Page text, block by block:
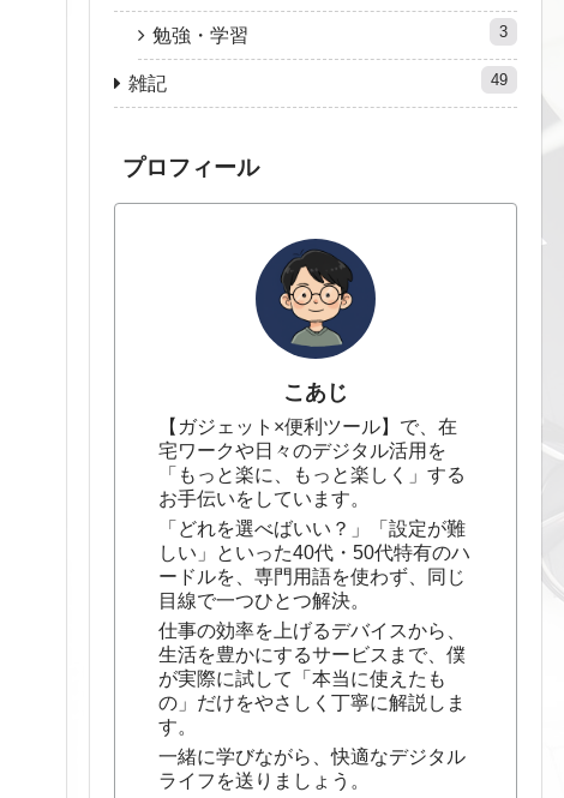
勉強・学習 3
雑記 49
プロフィール
こあじ
【ガジェット×便利ツール】で、在
宅ワークや日々のデジタル活用を
「もっと楽に、もっと楽しく」する
お手伝いをしています。
「どれを選べばいい？」「設定が難
しい」といった40代・50代特有のハ
ードルを、専門用語を使わず、同じ
目線で一つひとつ解決。
仕事の効率を上げるデバイスから、
生活を豊かにするサービスまで、僕
が実際に試して「本当に使えたも
の」だけをやさしく丁寧に解説しま
す。
一緒に学びながら、快適なデジタル
ライフを送りましょう。